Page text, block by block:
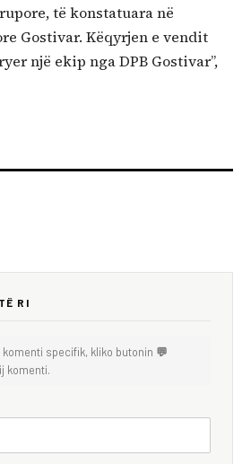
të konstatuara në
Gostivar. Këqyrjen e vendit
një ekip nga DPB Gostivar”,
RI
komenti specifik, kliko butonin 💬
komenti.